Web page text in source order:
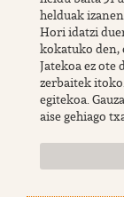
helduak
Hori idatzi
kokatuko den,
Jatekoa ez ote
zerbaitek
egitekoa.
aise gehiago